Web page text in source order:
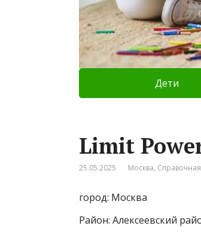
Дети
Limit
25.05.2025 Москва, Справочная
город: Москва
Район: Алексеевский